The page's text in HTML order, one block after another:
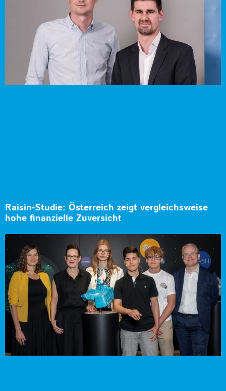
Raisin-Studie: Österreich zeigt vergleichsweise
hohe finanzielle Zuversicht